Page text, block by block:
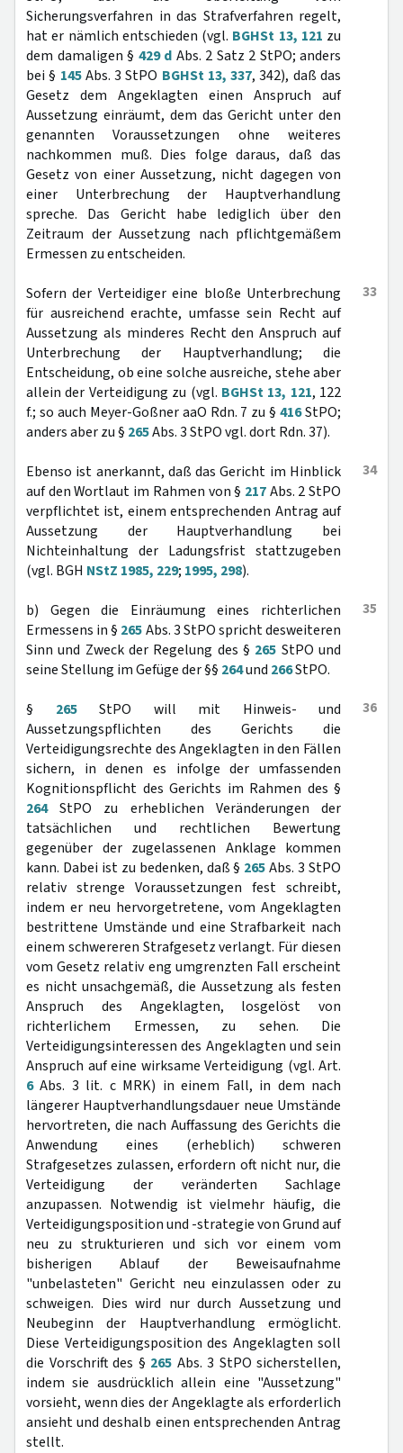
Sicherungsverfahren in das Strafverfahren regelt,
hat er nämlich entschieden (vgl. BGHSt 13, 121 zu
dem damaligen § 429 d Abs. 2 Satz 2 StPO; anders
bei § 145Abs. 3 StPO BGHSt 13, 337, 342), daß das
Gesetz dem Angeklagten einen Anspruch auf
Aussetzung einräumt, dem das Gericht unter den
genannten Voraussetzungen ohne weiteres
nachkommen muß. Dies folge daraus, daß das
Gesetz von einer Aussetzung, nicht dagegen von
einer Unterbrechung der Hauptverhandlung
spreche. Das Gericht habe lediglich über den
Zeitraum der Aussetzung nach pflichtgemäßem
Ermessen zu entscheiden.
33
Sofern der Verteidiger eine bloße Unterbrechung
für ausreichend erachte, umfasse sein Recht auf
Aussetzung als minderes Recht den Anspruch auf
Unterbrechung der Hauptverhandlung; die
Entscheidung, ob eine solche ausreiche, stehe aber
allein der Verteidigung zu (vgl. BGHSt 13, 121, 122
f.; so auch Meyer-Goßner aaO Rdn. 7 zu §416StPO;
anders aber zu § 265Abs. 3 StPO vgl. dort Rdn. 37).
34
Ebenso ist anerkannt, daß das Gericht im Hinblick
auf den Wortlaut im Rahmen von § 217Abs. 2 StPO
verpflichtet ist, einem entsprechenden Antrag auf
Aussetzung der Hauptverhandlung bei
Nichteinhaltung der Ladungsfrist stattzugeben
(vgl. BGH NStZ 1985, 229; 1995, 298).
35
b) Gegen die Einräumung eines richterlichen
Ermessens in § 265Abs. 3 StPO spricht desweiteren
Sinn und Zweck der Regelung des § 265 StPO und
seine Stellung im Gefüge der §§ 264und 266StPO.
36
§ 265StPO will mit Hinweis- und
Aussetzungspflichten des Gerichts die
Verteidigungsrechte des Angeklagten in den Fällen
sichern, in denen es infolge der umfassenden
Kognitionspflicht des Gerichts im Rahmen des §
264StPO zu erheblichen Veränderungen der
tatsächlichen und rechtlichen Bewertung
gegenüber der zugelassenen Anklage kommen
kann. Dabei ist zu bedenken, daß § 265Abs. 3 StPO
relativ strenge Voraussetzungen fest schreibt,
indem er neu hervorgetretene, vom Angeklagten
bestrittene Umstände und eine Strafbarkeit nach
einem schwereren Strafgesetz verlangt. Für diesen
vom Gesetz relativ eng umgrenzten Fall erscheint
es nicht unsachgemäß, die Aussetzung als festen
Anspruch des Angeklagten, losgelöst von
richterlichem Ermessen, zu sehen. Die
Verteidigungsinteressen des Angeklagten und sein
Anspruch auf eine wirksame Verteidigung (vgl. Art.
6Abs. 3 lit. c MRK) in einem Fall, in dem nach
längerer Hauptverhandlungsdauer neue Umstände
hervortreten, die nach Auffassung des Gerichts die
Anwendung eines (erheblich) schweren
Strafgesetzes zulassen, erfordern oft nicht nur, die
Verteidigung der veränderten Sachlage
anzupassen. Notwendig ist vielmehr häufig, die
Verteidigungsposition und -strategie von Grund auf
neu zu strukturieren und sich vor einem vom
bisherigen Ablauf der Beweisaufnahme
"unbelasteten" Gericht neu einzulassen oder zu
schweigen. Dies wird nur durch Aussetzung und
Neubeginn der Hauptverhandlung ermöglicht.
Diese Verteidigungsposition des Angeklagten soll
die Vorschrift des § 265 Abs. 3 StPO sicherstellen,
indem sie ausdrücklich allein eine "Aussetzung"
vorsieht, wenn dies der Angeklagte als erforderlich
ansieht und deshalb einen entsprechenden Antrag
stellt.